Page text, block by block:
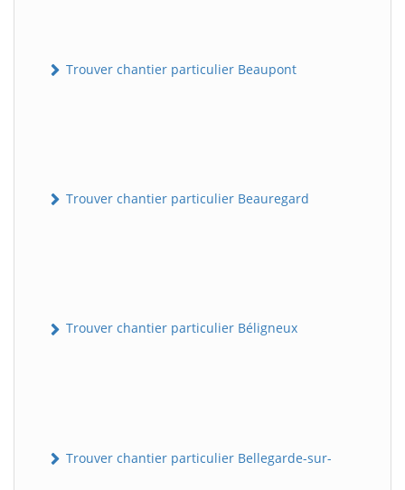
Trouver chantier particulier Beaupont
Trouver chantier particulier Beauregard
Trouver chantier particulier Béligneux
Trouver chantier particulier Bellegarde-sur-